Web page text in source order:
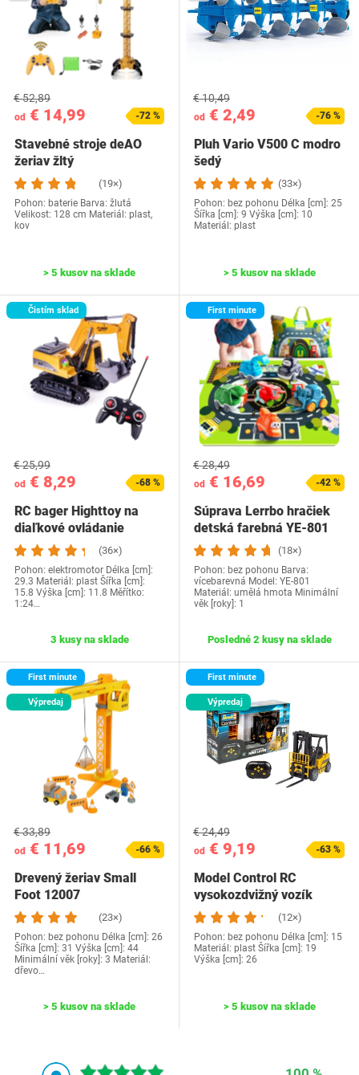
od € 14,99
€ 52,89
-72 %
Stavebné stroje deAO
žeriav žltý
(19×)
Pohon: baterie Barva: žlutá
Velikost: 128 cm Materiál: plast,
kov
> 5 kusov na sklade
od € 2,49
€ 10,49
-76 %
Pluh Vario V500 C modro
šedý
(33×)
Pohon: bez pohonu Délka [cm]: 25
Šířka [cm]: 9 Výška [cm]: 10
Materiál: plast
> 5 kusov na sklade
Čistím sklad
od € 8,29
€ 25,99
-68 %
RC bager Highttoy na
diaľkové ovládanie
(36×)
Pohon: elektromotor Délka [cm]:
29.3 Materiál: plast Šířka [cm]:
15.8 Výška [cm]: 11.8 Měřítko:
1:24…
3 kusy na sklade
First minute
od € 16,69
€ 28,49
-42 %
Súprava Lerrbo hračiek
detská farebná YE-801
(18×)
Pohon: bez pohonu Barva:
vícebarevná Model: ‎YE-801
Materiál: umělá hmota Minimální
věk [roky]: 1
Posledné 2 kusy na sklade
First minute
Výpredaj
od € 11,69
€ 33,89
-66 %
Drevený žeriav Small
Foot 12007
(23×)
Pohon: bez pohonu Délka [cm]: 26
Šířka [cm]: 31 Výška [cm]: 44
Minimální věk [roky]: 3 Materiál:
dřevo…
> 5 kusov na sklade
First minute
Výpredaj
od € 9,19
€ 24,49
-63 %
Model Control RC
vysokozdvižný vozík
(12×)
Pohon: bez pohonu Délka [cm]: 15
Materiál: plast Šířka [cm]: 19
Výška [cm]: 26
> 5 kusov na sklade